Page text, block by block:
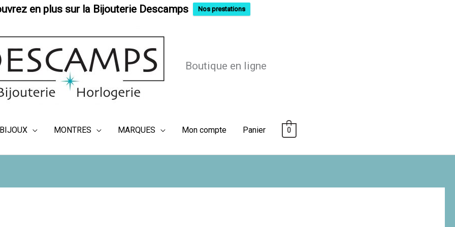
en plus sur la Bijouterie Descamps Nos prestations
Boutique en ligne
BIJOUX MONTRES MARQUES Mon compte Panier 0